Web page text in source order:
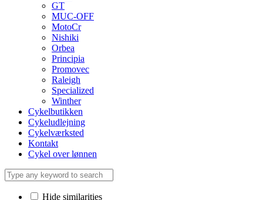
GT
MUC-OFF
MotoCr
Nishiki
Orbea
Principia
Promovec
Raleigh
Specialized
Winther
Cykelbutikken
Cykeludlejning
Cykelværksted
Kontakt
Cykel over lønnen
Hide similarities